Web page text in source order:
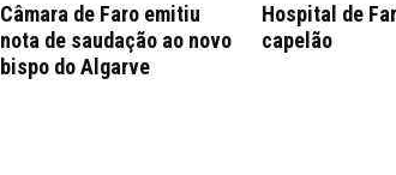
Câmara de Faro emitiu
nota de saudação ao novo
bispo do Algarve
Hospital de
capelão